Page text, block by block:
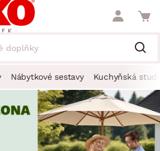
Nábytkové sestavy Kuchyňská